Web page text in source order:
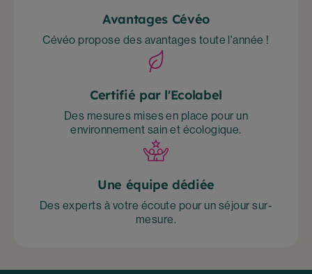
Avantages Cévéo
Cévéo propose des avantages toute l'année !
Certifié par l'Ecolabel
Des mesures mises en place pour un
environnement sain et écologique.
Une équipe dédiée
Des experts à votre écoute pour un séjour sur-
mesure.